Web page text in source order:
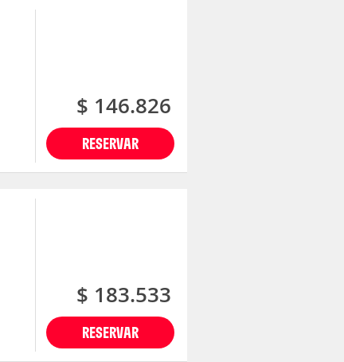
RESERVAR
$ 146.826
RESERVAR
$ 183.533